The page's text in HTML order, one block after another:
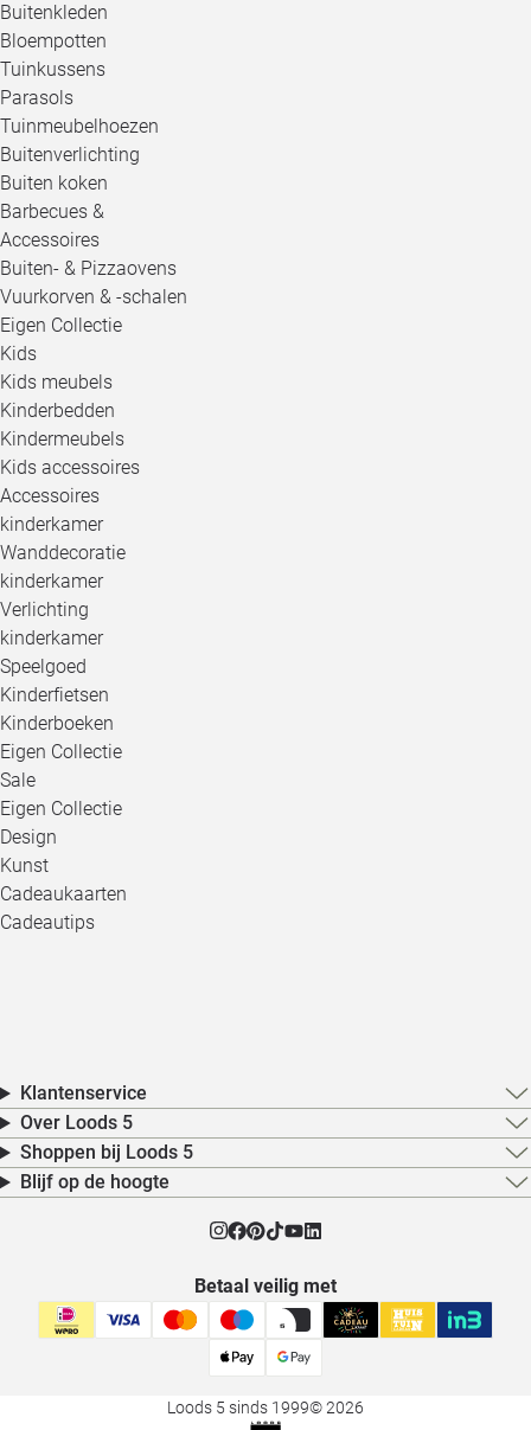
Buitenkleden
Bloempotten
Tuinkussens
Parasols
Tuinmeubelhoezen
Buitenverlichting
Buiten koken
Barbecues &
Accessoires
Buiten- & Pizzaovens
Vuurkorven & -schalen
Eigen Collectie
Kids
Kids meubels
Kinderbedden
Kindermeubels
Kids accessoires
Accessoires
kinderkamer
Wanddecoratie
kinderkamer
Verlichting
kinderkamer
Speelgoed
Kinderfietsen
Kinderboeken
Eigen Collectie
Sale
Eigen Collectie
Design
Kunst
Cadeaukaarten
Cadeautips
Klantenservice
Over Loods 5
Shoppen bij Loods 5
Blijf op de hoogte
Betaal veilig met
Loods 5 sinds 1999© 2026